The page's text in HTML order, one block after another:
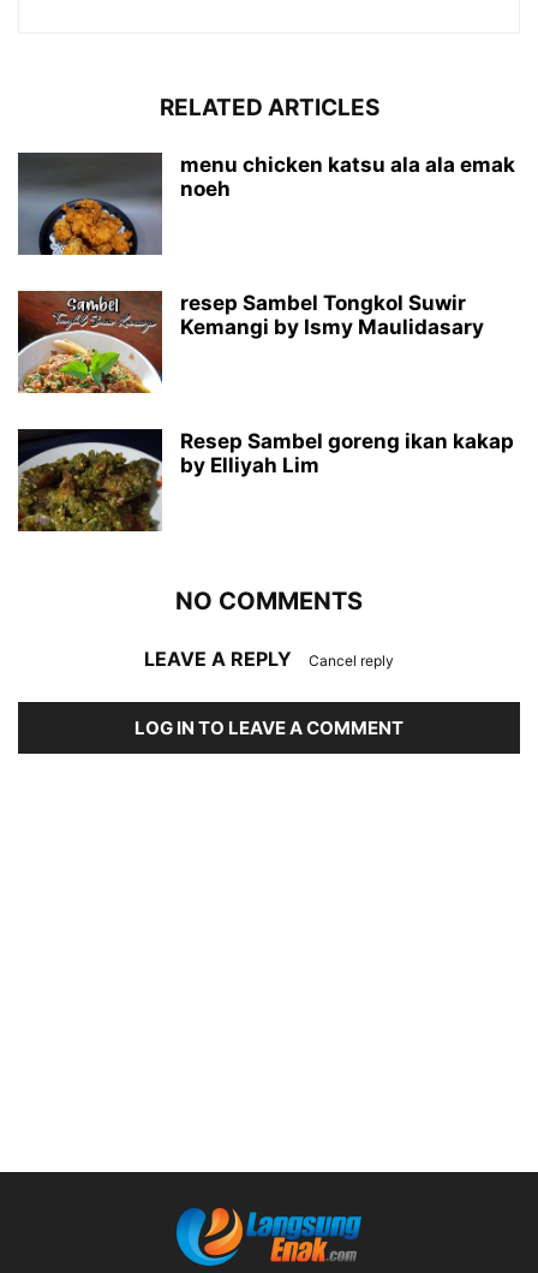
RELATED ARTICLES
menu chicken katsu ala ala emak
noeh
resep Sambel Tongkol Suwir
Kemangi by Ismy Maulidasary
Resep Sambel goreng ikan kakap
by Elliyah Lim
NO COMMENTS
LEAVE A REPLY Cancel reply
LOG IN TO LEAVE A COMMENT